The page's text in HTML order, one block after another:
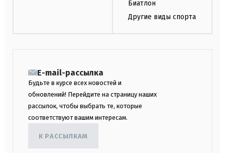
Биатлон
Другие виды спорта
E-mail-рассылка
Будьте в курсе всех новостей и
обновлений! Перейдите на страницу наших
рассылок, чтобы выбрать те, которые
соответствуют вашим интересам.
К РАССЫЛКАМ